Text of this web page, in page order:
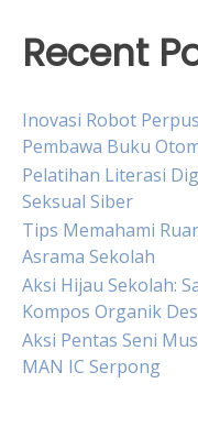
Recent
Inovasi Robot
Pembawa Buku
Pelatihan Literasi
Seksual Siber
Tips Memahami
Asrama Sekolah
Aksi Hijau Sekolah:
Kompos Organik
Aksi Pentas Seni
MAN IC Serpong